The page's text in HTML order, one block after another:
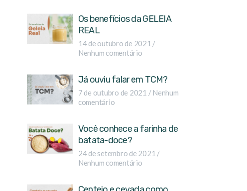
Os benefícios da GELEIA
REAL
14 de outubro de 2021
Nenhum comentário
Já ouviu falar em TCM?
7 de outubro de 2021
Nenhum
comentário
Você conhece a farinha de
batata-doce?
24 de setembro de 2021
Nenhum comentário